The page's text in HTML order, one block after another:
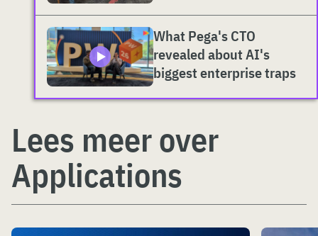
What Pega's CTO
revealed about AI's
biggest enterprise traps
Lees meer over
Applications